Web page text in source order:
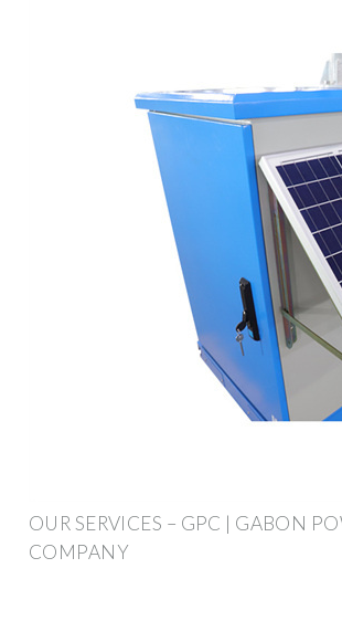
OUR SERVICES – GPC | GABON
COMPANY